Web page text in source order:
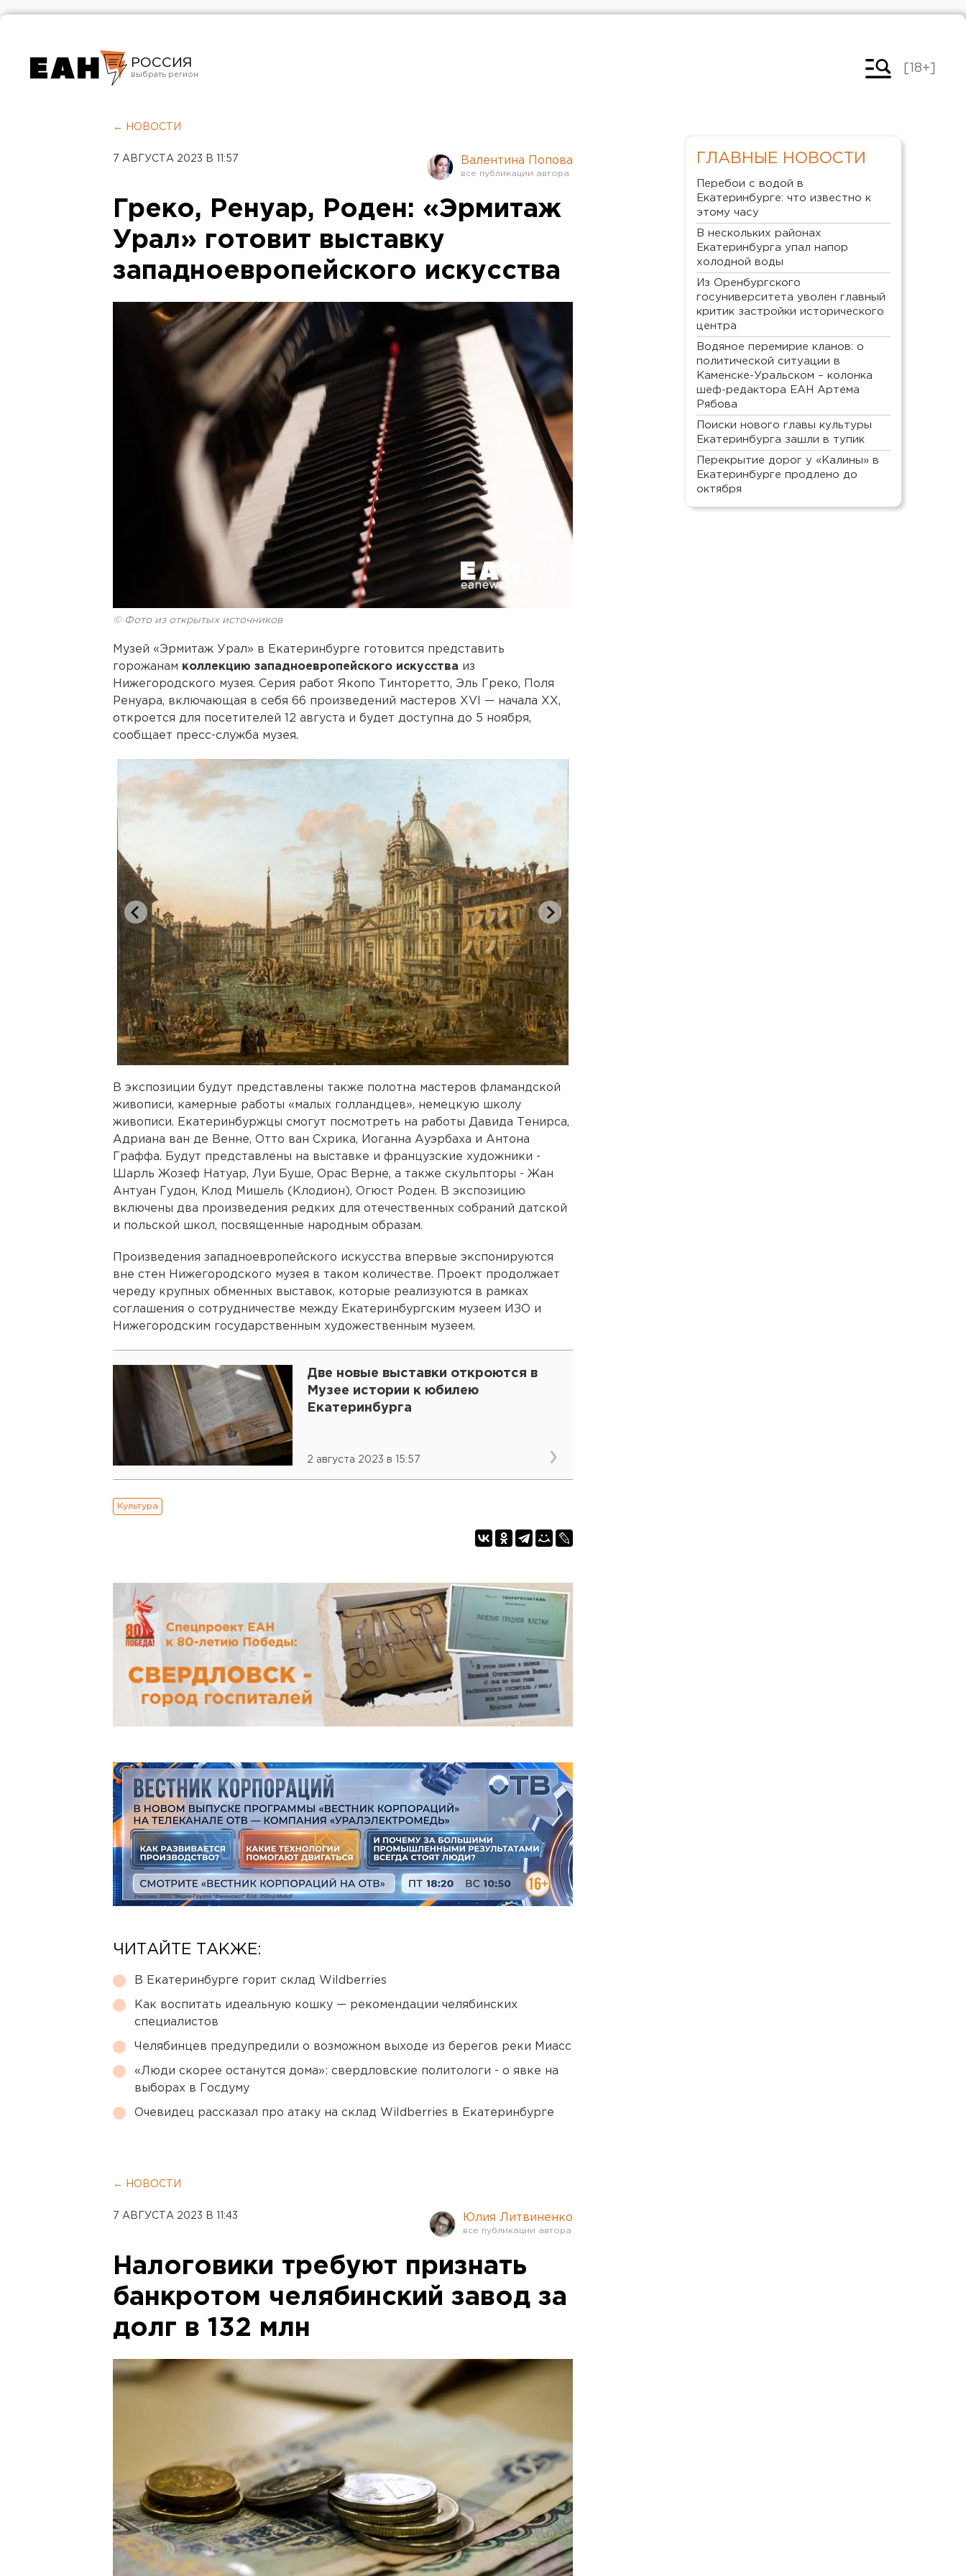
РОССИЯ
Челябинск
[18+]
← НОВОСТИ
7 АВГУСТА 2023 В 11:57 Валентина Попова
Греко, Ренуар, Роден: «Эрмитаж
Урал» готовит выставку
западноевропейского искусства
© Фото из открытых источников
Музей «Эрмитаж Урал» в Екатеринбурге готовится представить
горожанам коллекцию западноевропейского искусства из
Нижегородского музея. Серия работ Якопо Тинторетто, Эль Греко, Поля
Ренуара, включающая в себя 66 произведений мастеров XVI — начала XX,
откроется для посетителей 12 августа и будет доступна до 5 ноября,
сообщает пресс-служба музея.
В экспозиции будут представлены также полотна мастеров фламандской
живописи, камерные работы «малых голландцев», немецкую школу
живописи. Екатеринбуржцы смогут посмотреть на работы Давида Тенирса,
Адриана ван де Венне, Отто ван Схрика, Иоганна Ауэрбаха и Антона
Граффа. Будут представлены на выставке и французские художники -
Шарль Жозеф Натуар, Луи Буше, Орас Верне, а также скульпторы - Жан
Антуан Гудон, Клод Мишель (Клодион), Огюст Роден. В экспозицию
включены два произведения редких для отечественных собраний датской
и польской школ, посвященные народным образам.
Произведения западноевропейского искусства впервые экспонируются
вне стен Нижегородского музея в таком количестве. Проект продолжает
череду крупных обменных выставок, которые реализуются в рамках
соглашения о сотрудничестве между Екатеринбургским музеем ИЗО и
Нижегородским государственным художественным музеем.
Две новые выставки откроются в
Музее истории к юбилею
Екатеринбурга
2 августа 2023 в 15:57
Культура
ЧИТАЙТЕ ТАКЖЕ:
В Екатеринбурге горит склад Wildberries
Как воспитать идеальную кошку — рекомендации челябинских
специалистов
Челябинцев предупредили о возможном выходе из берегов реки Миасс
«Люди скорее останутся дома»: свердловские политологи - о явке на
выборах в Госдуму
Очевидец рассказал про атаку на склад Wildberries в Екатеринбурге
← НОВОСТИ
7 АВГУСТА 2023 В 11:43 Юлия Литвиненко
Налоговики требуют признать
банкротом челябинский завод за
долг в 132 млн
ГЛАВНЫЕ НОВОСТИ
Перебои с водой в
Екатеринбурге: что известно к
этому часу
В нескольких районах
Екатеринбурга упал напор
холодной воды
Из Оренбургского
госуниверситета уволен главный
критик застройки исторического
центра
Водяное перемирие кланов: о
политической ситуации в
Каменске-Уральском – колонка
шеф-редактора ЕАН Артема
Рябова
Поиски нового главы культуры
Екатеринбурга зашли в тупик
Перекрытие дорог у «Калины» в
Екатеринбурге продлено до
октября